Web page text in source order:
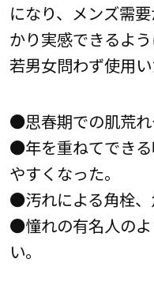
になり、メンズ需
かり実感できるよ
若男女問わず使用い
●思春期での肌荒れ
●年を重ねてでき
やすくなった。
●汚れによる角栓、
●憧れの有名人の
い。